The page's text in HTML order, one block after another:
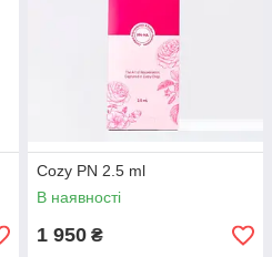
Cozy PN 2.5 ml
В наявності
1 950 ₴